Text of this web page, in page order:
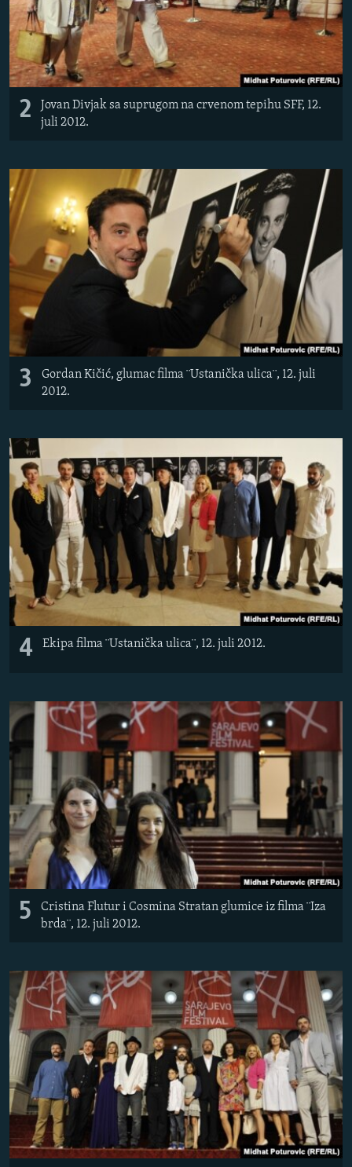
2
Jovan Divjak sa suprugom na crvenom tepihu SFF, 12.
juli 2012.
3
Gordan Kičić, glumac filma ¨Ustanička ulica¨, 12. juli
2012.
4 Ekipa filma ¨Ustanička ulica¨, 12. juli 2012.
5
Cristina Flutur i Cosmina Stratan glumice iz filma ¨Iza
brda¨, 12. juli 2012.